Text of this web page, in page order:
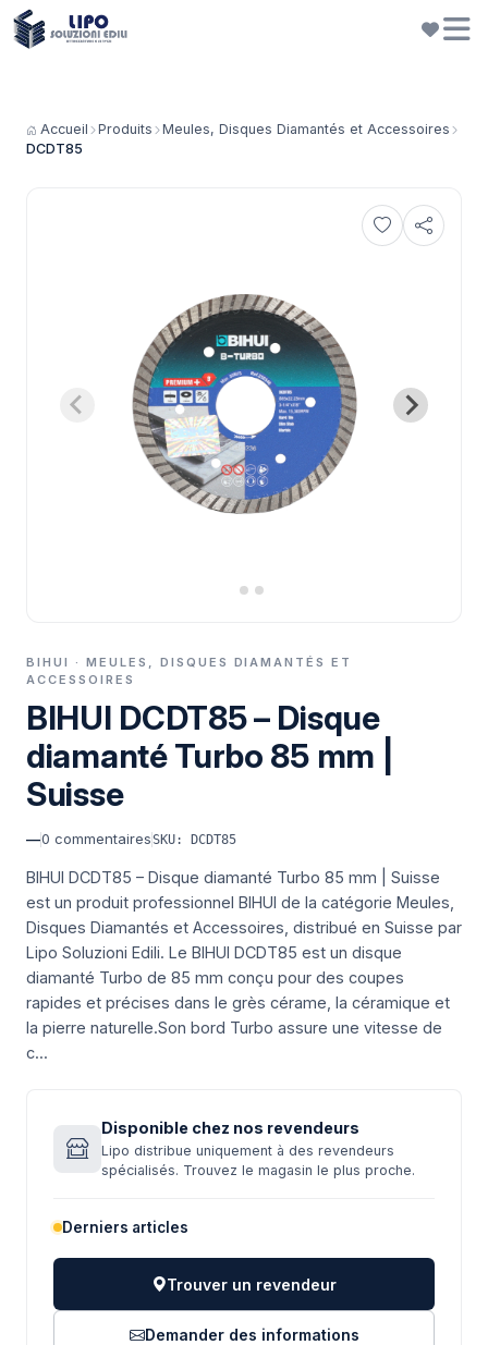
Accueil Produits
Meules, Disques Diamantés et Accessoires
DCDT85
BIHUI · MEULES, DISQUES DIAMANTÉS ET
ACCESSOIRES
BIHUI DCDT85 – Disque
diamanté Turbo 85 mm |
Suisse
—0 commentairesSKU: DCDT85
BIHUI DCDT85 – Disque diamanté Turbo 85 mm | Suisse
est un produit professionnel BIHUI de la catégorie Meules,
Disques Diamantés et Accessoires, distribué en Suisse par
Lipo Soluzioni Edili. Le BIHUI DCDT85 est un disque
diamanté Turbo de 85 mm conçu pour des coupes
rapides et précises dans le grès cérame, la céramique et
la pierre naturelle.Son bord Turbo assure une vitesse de
c...
Disponible chez nos revendeurs
Lipo distribue uniquement à des revendeurs
spécialisés. Trouvez le magasin le plus proche.
Derniers articles
Trouver un revendeur
Demander des informations